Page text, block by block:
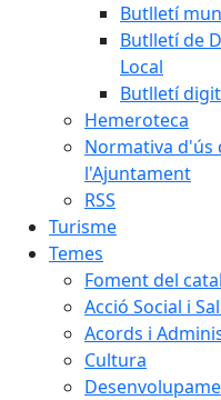
Butlletí
Butlletí de
Local
Butlletí
Hemeroteca
Normativa d'ús
l'Ajuntament
RSS
Turisme
Temes
Foment del
Acció Social i
Acords i
Cultura